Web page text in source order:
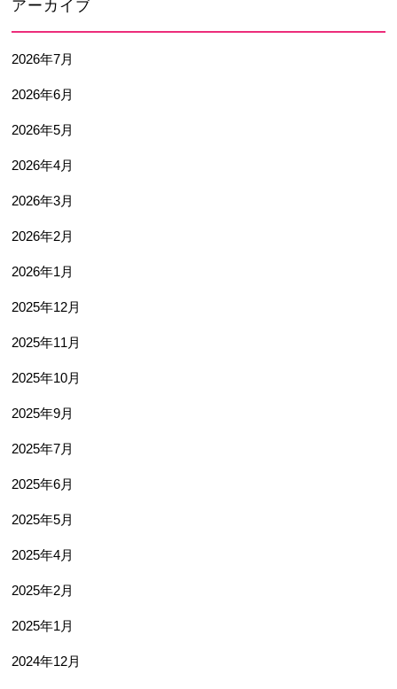
アーカイブ
2026年7月
2026年6月
2026年5月
2026年4月
2026年3月
2026年2月
2026年1月
2025年12月
2025年11月
2025年10月
2025年9月
2025年7月
2025年6月
2025年5月
2025年4月
2025年2月
2025年1月
2024年12月